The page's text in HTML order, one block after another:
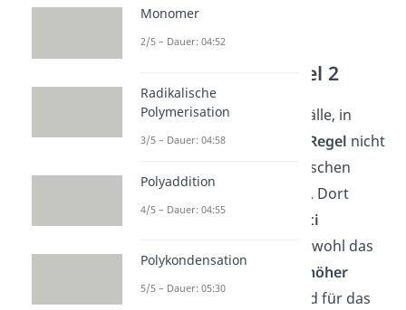
Markovnikov Regel
Ausnahmen Beispiel 2
Ein weiteres Beispiel für Fälle, in
denen dieMarkownikow Regel nicht
greift, ist die Reaktion zwischen
Salzsäure
. Dort
entsteht ebenfalls das
Anti
, obwohl das
andere Kohlenstoffatom
höher
substituiertist. Der Grund für das
Monomer
2/5 – Dauer: 04:52
Radikalische
Polymerisation
3/5 – Dauer: 04:58
Polyaddition
4/5 – Dauer: 04:55
Polykondensation
5/5 – Dauer: 05:30